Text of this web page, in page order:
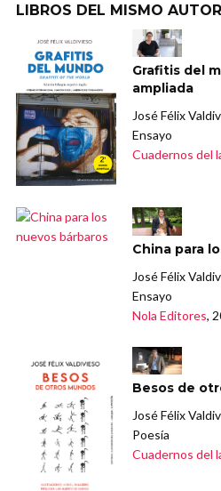
LIBROS DEL MISMO AUTOR
Grafitis del
ampliada
José Félix
Ensayo
Cuadernos del
China para
José Félix
Ensayo
Nola Editores,
Besos de
José Félix
Poesía
Cuadernos del